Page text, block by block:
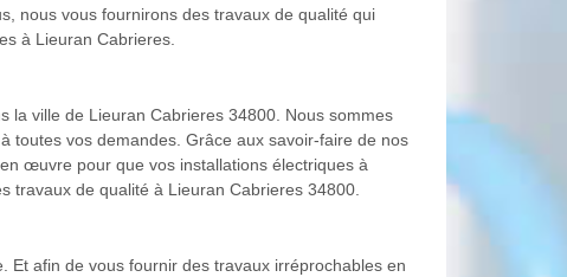
nous vous fournirons des travaux de qualité qui
à Lieuran Cabrieres.
la ville de Lieuran Cabrieres 34800. Nous sommes
toutes vos demandes. Grâce aux savoir-faire de nos
œuvre pour que vos installations électriques à
travaux de qualité à Lieuran Cabrieres 34800.
Et afin de vous fournir des travaux irréprochables en